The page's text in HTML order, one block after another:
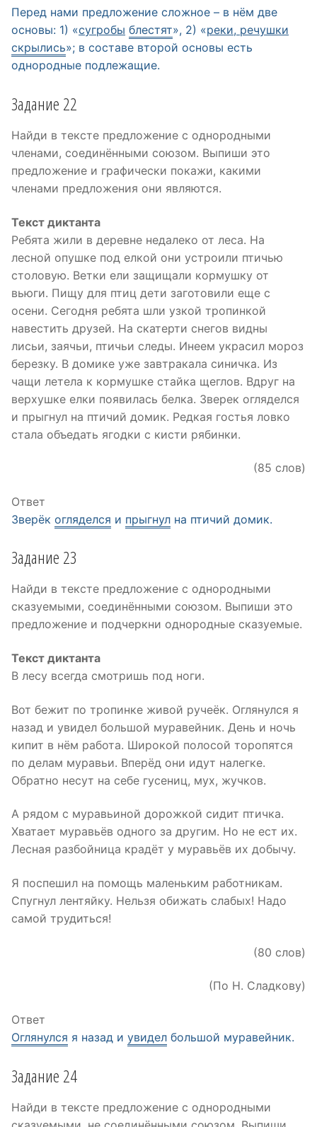
Перед нами предложение сложное – в нём две
основы: 1) «сугробы блестят», 2) «реки, речушки
скрылись»; в составе второй основы есть
однородные подлежащие.
Задание 22
Найди в тексте предложение с однородными
членами, соединёнными союзом. Выпиши это
предложение и графически покажи, какими
членами предложения они являются.
Текст диктанта
Ребята жили в деревне недалеко от леса. На
лесной опушке под елкой они устроили птичью
столовую. Ветки ели защищали кормушку от
вьюги. Пищу для птиц дети заготовили еще с
осени. Сегодня ребята шли узкой тропинкой
навестить друзей. На скатерти снегов видны
лисьи, заячьи, птичьи следы. Инеем украсил мороз
березку. В домике уже завтракала синичка. Из
чащи летела к кормушке стайка щеглов. Вдруг на
верхушке елки появилась белка. Зверек огляделся
и прыгнул на птичий домик. Редкая гостья ловко
стала объедать ягодки с кисти рябинки.
(85 слов)
Ответ
Зверёк огляделся и прыгнул на птичий домик.
Задание 23
Найди в тексте предложение с однородными
сказуемыми, соединёнными союзом. Выпиши это
предложение и подчеркни однородные сказуемые.
Текст диктанта
В лесу всегда смотришь под ноги.
Вот бежит по тропинке живой ручеёк. Оглянулся я
назад и увидел большой муравейник. День и ночь
кипит в нём работа. Широкой полосой торопятся
по делам муравьи. Вперёд они идут налегке.
Обратно несут на себе гусениц, мух, жучков.
А рядом с муравьиной дорожкой сидит птичка.
Хватает муравьёв одного за другим. Но не ест их.
Лесная разбойница крадёт у муравьёв их добычу.
Я поспешил на помощь маленьким работникам.
Спугнул лентяйку. Нельзя обижать слабых! Надо
самой трудиться!
(80 слов)
(По Н. Сладкову)
Ответ
Оглянулся я назад и увидел большой муравейник.
Задание 24
Найди в тексте предложение с однородными